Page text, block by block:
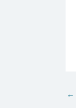
←